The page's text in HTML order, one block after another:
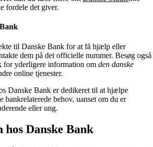
fordele det giver.
til Danske Bank for at få hjælp eller
dem på det officielle nummer. Besøg også
for yderligere information om den danske
online tjenester.
Danske Bank er dedikeret til at hjælpe
bankrelaterede behov, uanset om du er
eller ung.
Danske Bank